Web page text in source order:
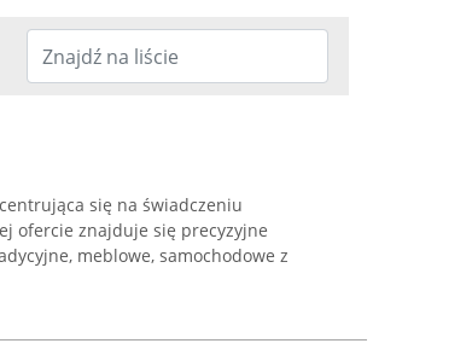
się na świadczeniu
ofercie znajduje się precyzyjne
meblowe, samochodowe z